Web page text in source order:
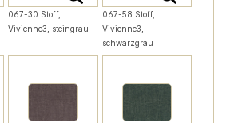
067-30 Stoff,
Vivienne3, steingrau
067-58 Stoff,
Vivienne3,
schwarzgrau